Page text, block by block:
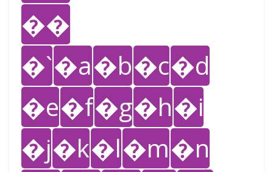
��
�`�a�b�c�d
�e�f�g�h�i
�j�k�l�m�n